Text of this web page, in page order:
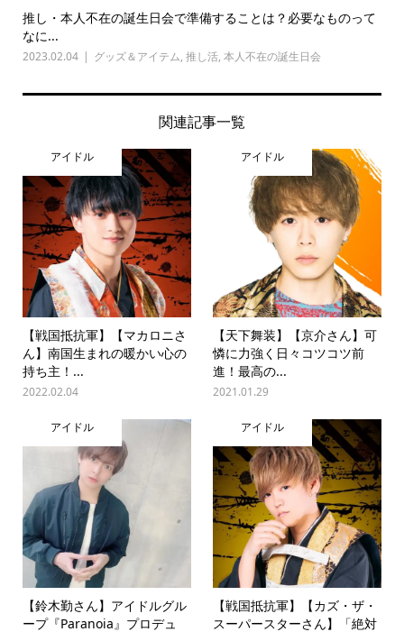
推し・本人不在の誕生日会で準備することは？必要なものって
なに...
2023.02.04 グッズ＆アイテム, 推し活, 本人不在の誕生日会
関連記事一覧
アイドル
【戦国抵抗軍】【マカロニさ
ん】南国生まれの暖かい心の
持ち主！...
2022.02.04
アイドル
【天下舞装】【京介さん】可
憐に力強く日々コツコツ前
進！最高の...
2021.01.29
アイドル
【鈴木勤さん】アイドルグル
ープ『Paranoia』プロデュ
アイドル
【戦国抵抗軍】【カズ・ザ・
スーパースターさん】「絶対